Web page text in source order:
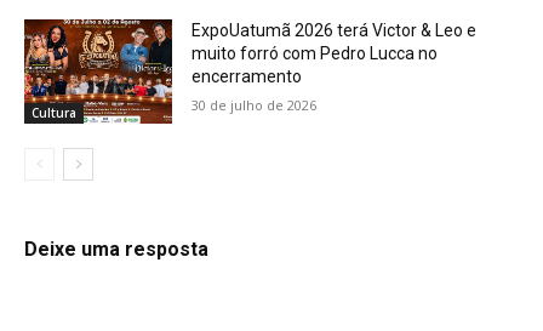
Cultura
ExpoUatumã 2026 terá Victor & Leo e
muito forró com Pedro Lucca no
encerramento
30 de julho de 2026
Deixe uma resposta